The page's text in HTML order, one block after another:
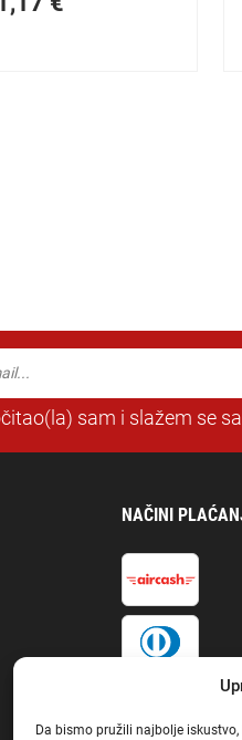
Da bismo pružili najbolje
sam i slažem se
NAČINI